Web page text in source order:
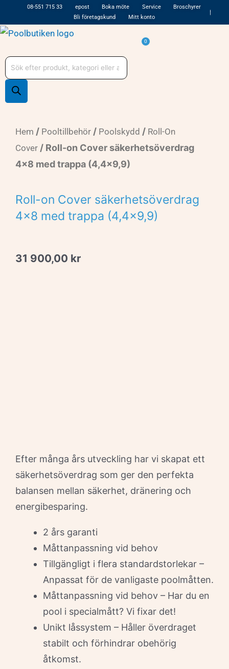
till
innehåll
08-551 715 33 epost Boka möte Service
Broschyrer
Bli företagskund
Mitt konto
0
Varukorg
Produktsökning
Hem / Pooltillbehör / Poolskydd / Roll-On
Cover / Roll-on Cover säkerhetsöverdrag
4×8 med trappa (4,4×9,9)
Roll-on Cover säkerhetsöverdrag
4×8 med trappa (4,4×9,9)
31 900,00 kr
Efter många års utveckling har vi skapat ett
säkerhetsöverdrag som ger den perfekta
balansen mellan säkerhet, dränering och
energibesparing.
2 års garanti
Måttanpassning vid behov
Tillgängligt i flera standardstorlekar –
Anpassat för de vanligaste poolmåtten.
Måttanpassning vid behov – Har du en
pool i specialmått? Vi fixar det!
Unikt låssystem – Håller överdraget
stabilt och förhindrar obehörig
åtkomst.